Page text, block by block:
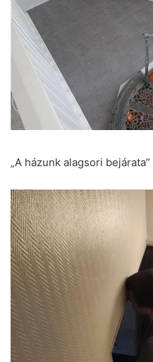
„A házunk alagsori bejárata”